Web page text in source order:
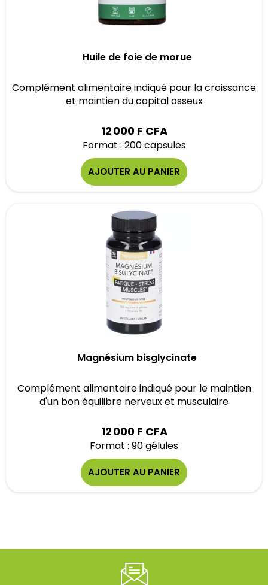
Huile de foie de morue
Complément alimentaire indiqué pour la croissance
et maintien du capital osseux
12 000 F CFA
Format : 200 capsules
AJOUTER AU PANIER
Magnésium bisglycinate
Complément alimentaire indiqué pour le maintien
d'un bon équilibre nerveux et musculaire
12 000 F CFA
Format : 90 gélules
AJOUTER AU PANIER